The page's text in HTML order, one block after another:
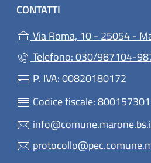
CONTATTI
Via Roma, 10 - 25054 -
Telefono: 030/987104-
P. IVA: 00820180172
Codice fiscale: